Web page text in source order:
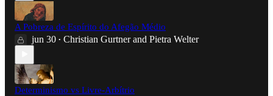
A Pobreza de Espírito do Afegão Médio
jun 30 • Christian Gurtnerand Pietra Welter
Determinismo vs Livre-Arbítrio